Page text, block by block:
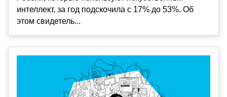
интеллект, за год подскочила с 17% до 53%. Об
этом свидетель...